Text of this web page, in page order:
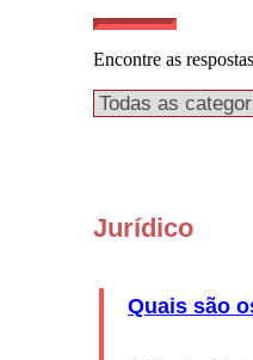
Encontre as
Jurídico
Quais são